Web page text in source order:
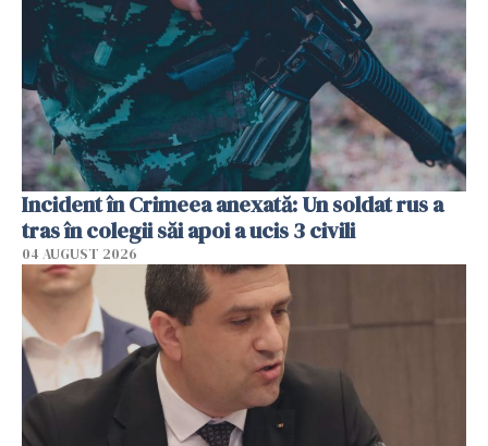
Incident în Crimeea anexată: Un soldat rus a
tras în colegii săi apoi a ucis 3 civili
04 AUGUST 2026